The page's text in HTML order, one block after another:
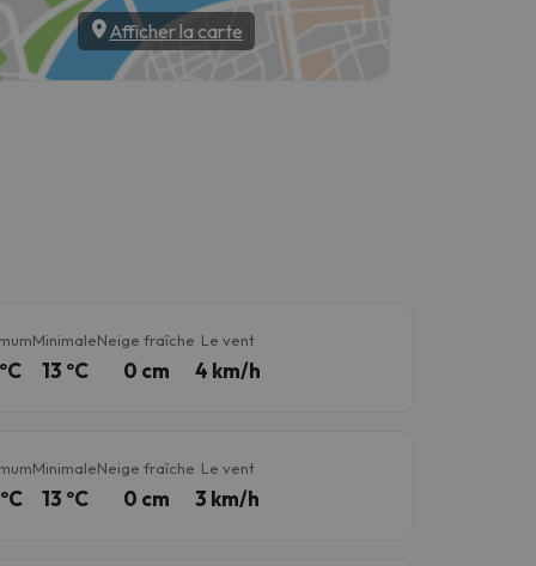
Afficher la carte
Minimale
13 ºC
Neige fraîche
0 cm
Le vent
4 km/h
Minimale
13 ºC
Neige fraîche
0 cm
Le vent
3 km/h